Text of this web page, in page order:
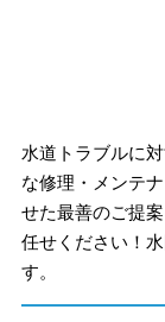
水道トラブルに
な修理・メンテ
せた最善のご提
任せください！
す。